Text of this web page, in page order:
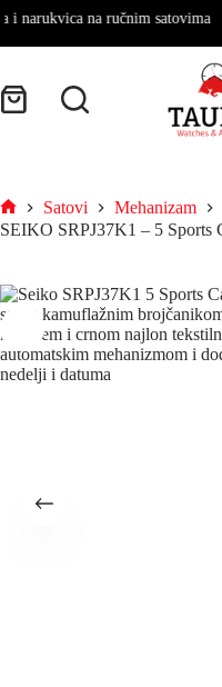
na ručnim satovima
Satovi Mehanizam
SEIKO SRPJ37K1 – 5 Sports